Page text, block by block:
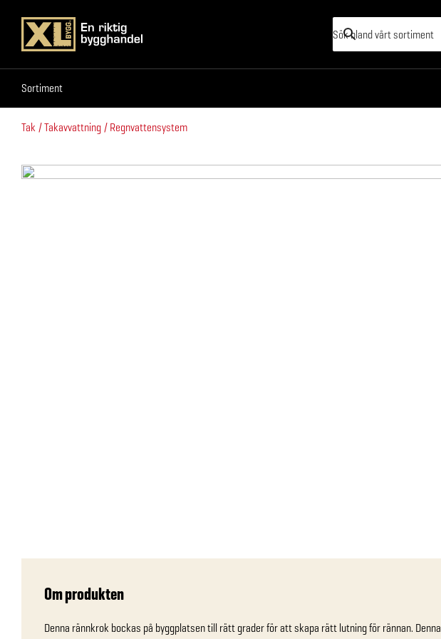
Sortiment
Sortiment
Tak Takavvattning Regnvattensystem
Om produkten
Denna rännkrok bockas på byggplatsen till rätt grader för att skapa rätt lutning för rännan. Denna